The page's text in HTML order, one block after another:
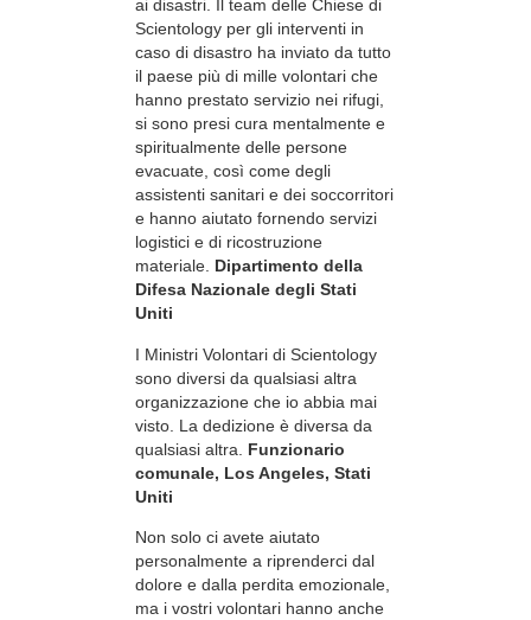
ai disastri. Il team delle Chiese di
Scientology per gli interventi in
caso di disastro ha inviato da tutto
il paese più di mille volontari che
hanno prestato servizio nei rifugi,
si sono presi cura mentalmente e
spiritualmente delle persone
evacuate, così come degli
assistenti sanitari e dei soccorritori
e hanno aiutato fornendo servizi
logistici e di ricostruzione
materiale. Dipartimento della
Difesa Nazionale degli Stati
Uniti
I Ministri Volontari di Scientology
sono diversi da qualsiasi altra
organizzazione che io abbia mai
visto. La dedizione è diversa da
qualsiasi altra. Funzionario
comunale, Los Angeles, Stati
Uniti
Non solo ci avete aiutato
personalmente a riprenderci dal
dolore e dalla perdita emozionale,
ma i vostri volontari hanno anche